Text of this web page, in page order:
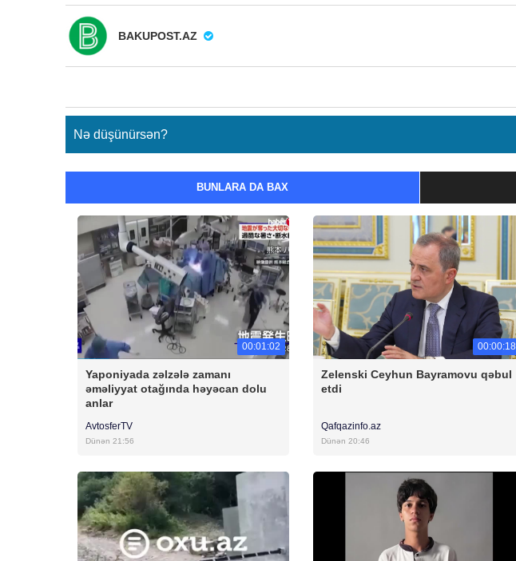
BAKUPOST.AZ
Nə düşünürsən?
BUNLARA DA BAX
00:01:02
Yaponiyada zəlzələ zamanı
əməliyyat otağında həyəcan dolu
anlar
AvtosferTV
Dünən 21:56
00:00:18
Zelenski Ceyhun Bayramovu qəbul
etdi
Qafqazinfo.az
Dünən 20:46